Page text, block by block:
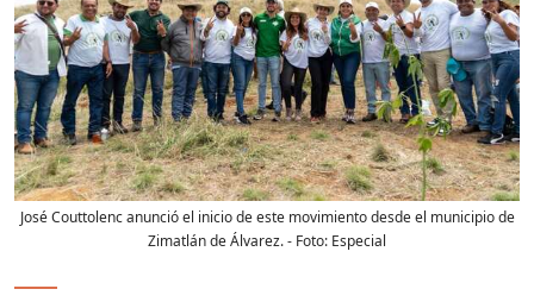
José Couttolenc anunció el inicio de este movimiento desde el municipio de
Zimatlán de Álvarez.- Foto: Especial